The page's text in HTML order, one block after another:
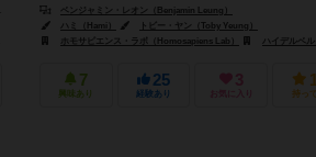
蘇羽璇（Yu-Xuan Su）
ベンジャミン・レオン（Benjamin Leung）
ハミ（Hami）
トビー・ヤン（Toby Yeung）
ホモサピエンス・ラボ（Homosapiens Lab）
ハイデルベルグ・ゲームズ（HeidelBÄR
7
興味あり
25
経験あり
3
お気に入り 持っ